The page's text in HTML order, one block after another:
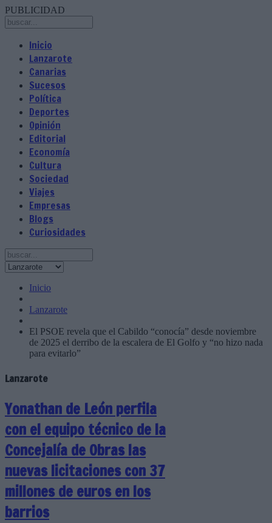
PUBLICIDAD
Inicio
Lanzarote
Canarias
Sucesos
Política
Deportes
Opinión
Editorial
Economía
Cultura
Sociedad
Viajes
Empresas
Blogs
Curiosidades
Inicio
Lanzarote
El PSOE revela que el Cabildo “conocía” desde noviembre
de 2025 el derribo de la escalera de El Golfo y “no hizo nada
para evitarlo”
Lanzarote
Yonathan de León perfila
con el equipo técnico de la
Concejalía de Obras las
nuevas licitaciones con 37
millones de euros en los
barrios